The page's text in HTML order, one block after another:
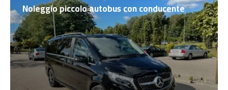
Noleggio piccolo autobus con conducente